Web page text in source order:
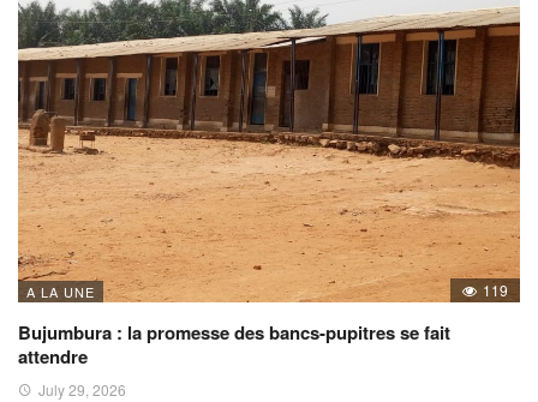
A LA UNE 119
Bujumbura : la promesse des bancs-pupitres se fait
attendre
July 29, 2026